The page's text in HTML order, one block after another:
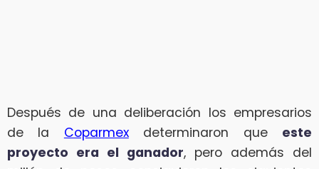
Después de una deliberación los empresarios
de la Coparmexdeterminaron que este
proyecto era el ganador, pero además del